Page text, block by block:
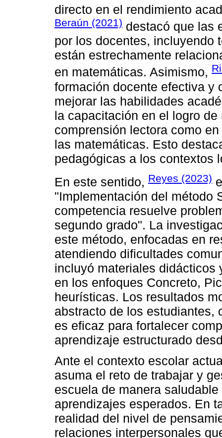
directo en el rendimiento
Beraún (2021) destacó que las
por los docentes, incluyendo
están estrechamente
en matemáticas. Asimismo,
formación docente efectiva y
mejorar las habilidades
la capacitación en el logro
comprensión lectora como
las matemáticas. Esto
pedagógicas a los contextos
En este sentido, Reyes (2023)
"Implementación del método
competencia resuelve
segundo grado". La
este método, enfocadas en
atendiendo dificultades
incluyó materiales didácticos
en los enfoques Concreto,
heurísticas. Los resultados
abstracto de los estudiantes,
es eficaz para fortalecer
aprendizaje estructurado
Ante el contexto escolar
asuma el reto de trabajar y
escuela de manera
aprendizajes esperados. En
realidad del nivel de
relaciones interpersonales